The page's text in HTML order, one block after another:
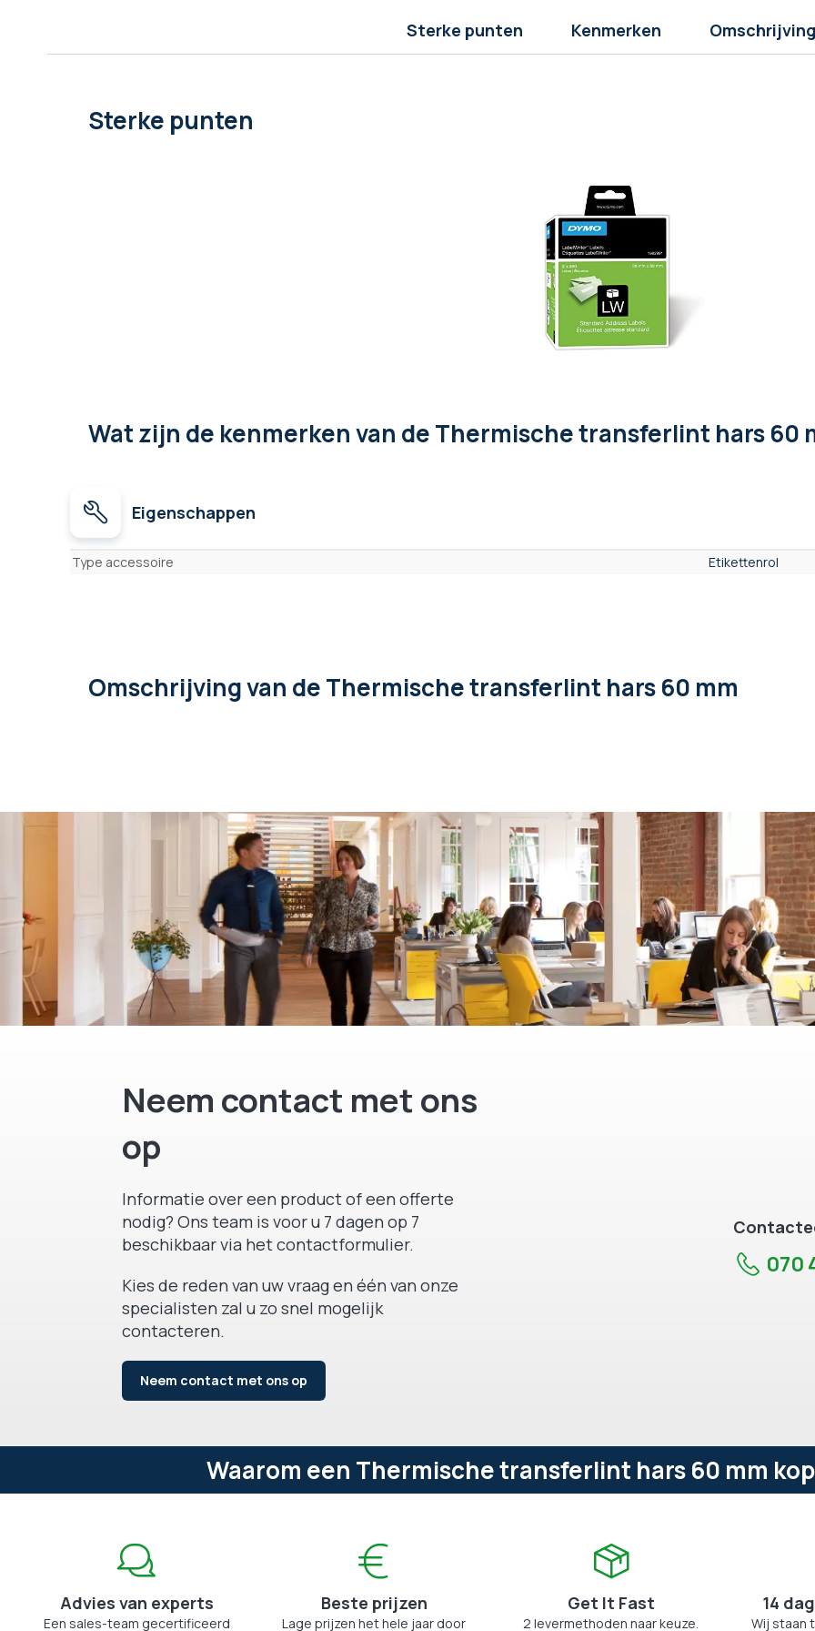
Sterke punten Kenmerken
Sterke punten
Wat zijn de kenmerkenvan de Thermische transferlint hars 60
Eigenschappen
Eigenschappen
Type accessoire Etikettenrol
Omschrijvingvan de Thermische transferlint hars 60 mm
Neem contact met ons
op
Informatie over een product of een offerte
nodig? Ons team is voor u 7 dagen op 7
beschikbaar via het contactformulier.
Kies de reden van uw vraag en één van onze
specialisten zal u zo snel mogelijk
contacteren.
Neem contact met ons op
070
Waarom een Thermische transferlint hars 60 mm
Advies van experts
Een sales-team gecertificeerd
Beste prijzen
Lage prijzen het hele jaar door
Get It Fast
2 levermethoden naar keuze.
14
Wij staan